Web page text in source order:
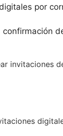
por
invitaciones